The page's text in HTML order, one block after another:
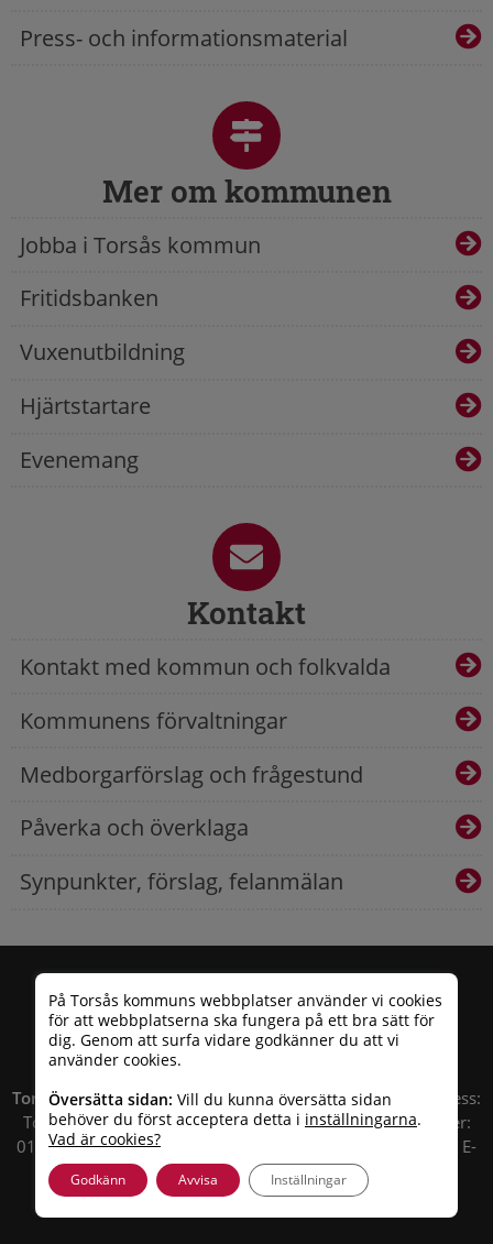
På Torsås kommuns webbplatser använder vi cookies
för att webbplatserna ska fungera på ett bra sätt för
dig. Genom att surfa vidare godkänner du att vi
använder cookies.
Översätta sidan: Vill du kunna översätta sidan
behöver du först acceptera detta i inställningarna.
Vad är cookies?
Godkänn Avvisa Inställningar
Press- och informationsmaterial
Mer om kommunen
Jobba i Torsås kommun
Fritidsbanken
Vuxenutbildning
Hjärtstartare
Evenemang
Kontakt
Kontakt med kommun och folkvalda
Kommunens förvaltningar
Medborgarförslag och frågestund
Påverka och överklaga
Synpunkter, förslag, felanmälan
Torsås kommun| Besöksadress: Allfargatan 26 | Postadress:
Torsås kommun, Box 503, 385 25 Torsås Telefonnummer:
010 – 35 33 100 | Organisationsnummer: 212000-0696 | E-
post:info@torsas.se|Tillgänglighetsredogörelse